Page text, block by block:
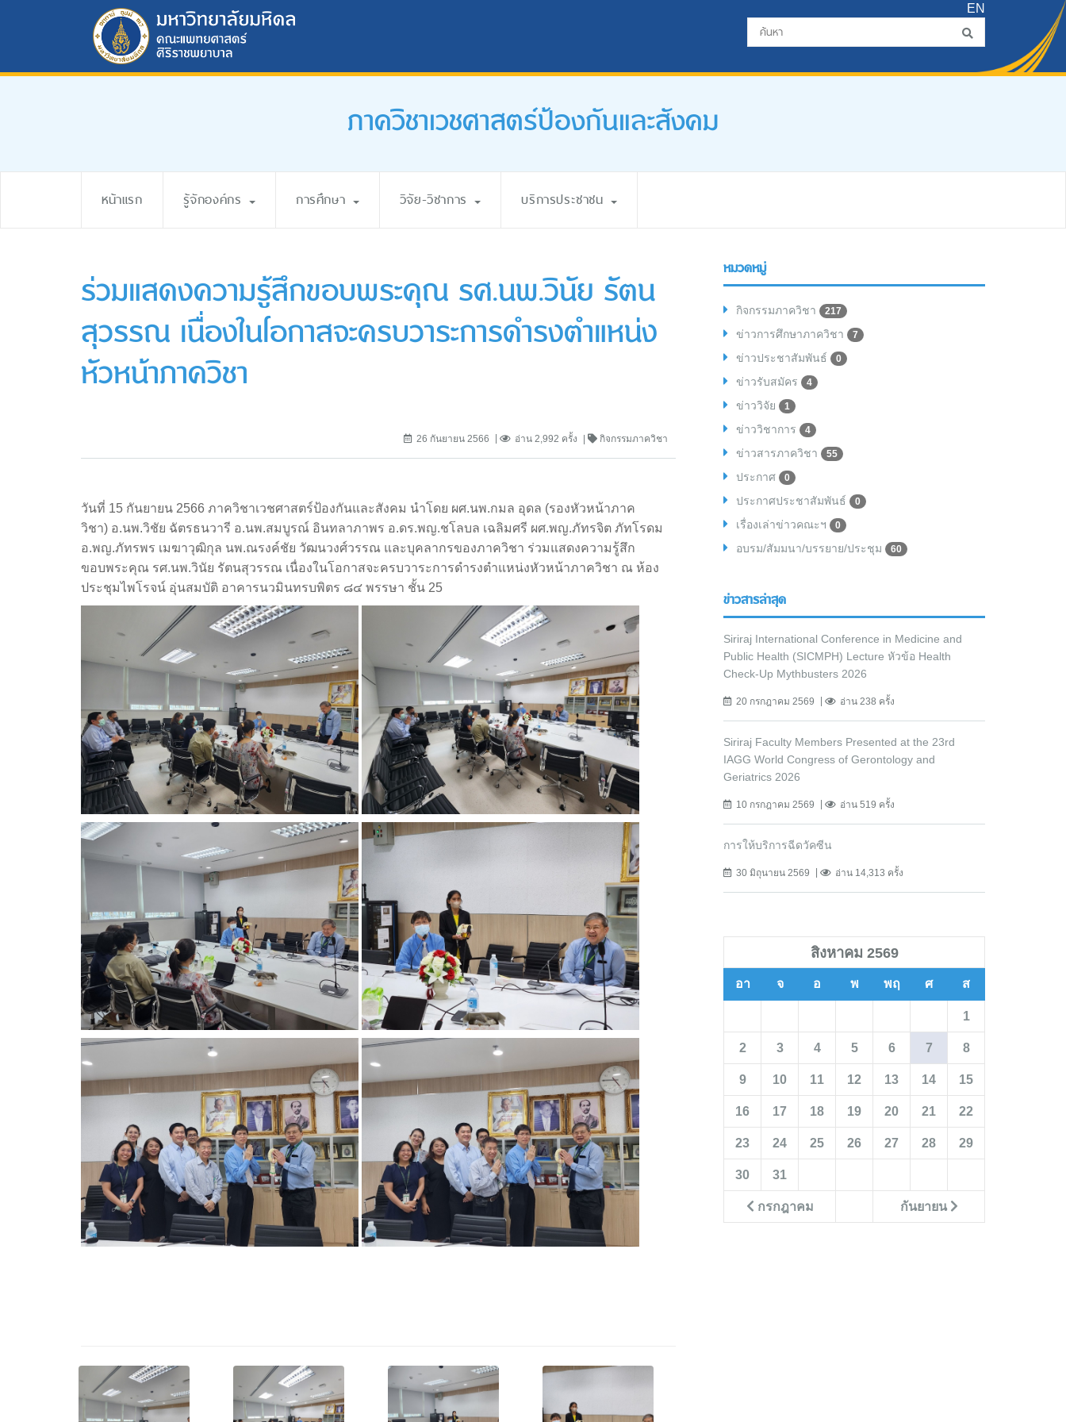
EN
ภาควิชาเวชศาสตร์ป้องกันและสังคม
หน้าแรก รู้จักองค์กร การศึกษา วิจัย-วิชาการ บริการประชาชน
ร่วมแสดงความรู้สึกขอบพระคุณ รศ.นพ.วินัย รัตน
สุวรรณ เนื่องในโอกาสจะครบวาระการดำรงตำแหน่ง
หัวหน้าภาควิชา
26 กันยายน 2566 อ่าน 2,992 ครั้ง กิจกรรมภาควิชา
วันที่ 15 กันยายน 2566 ภาควิชาเวชศาสตร์ป้องกันและสังคม นำโดย ผศ.นพ.กมล อุดล (รองหัวหน้าภาค
วิชา) อ.นพ.วิชัย ฉัตรธนวารี อ.นพ.สมบูรณ์ อินทลาภาพร อ.ดร.พญ.ชโลบล เฉลิมศรี ผศ.พญ.ภัทรจิต ภัทโรดม
อ.พญ.ภัทรพร เมฆาวุฒิกุล นพ.ณรงค์ชัย วัฒนวงศ์วรรณ และบุคลากรของภาควิชา ร่วมแสดงความรู้สึก
ขอบพระคุณ รศ.นพ.วินัย รัตนสุวรรณ เนื่องในโอกาสจะครบวาระการดำรงตำแหน่งหัวหน้าภาควิชา ณ ห้อง
ประชุมไพโรจน์ อุ่นสมบัติ อาคารนวมินทรบพิตร ๘๔ พรรษา ชั้น 25
หมวดหมู่
กิจกรรมภาควิชา 217
ข่าวการศึกษาภาควิชา 7
ข่าวประชาสัมพันธ์ 0
ข่าวรับสมัคร 4
ข่าววิจัย 1
ข่าววิชาการ 4
ข่าวสารภาควิชา 55
ประกาศ 0
ประกาศประชาสัมพันธ์ 0
เรื่องเล่าข่าวคณะฯ 0
อบรม/สัมมนา/บรรยาย/ประชุม 60
ข่าวสารล่าสุด
Siriraj International Conference in Medicine and
Public Health (SICMPH) Lecture หัวข้อ Health
Check-Up Mythbusters 2026
20 กรกฎาคม 2569 อ่าน 238 ครั้ง
Siriraj Faculty Members Presented at the 23rd
IAGG World Congress of Gerontology and
Geriatrics 2026
10 กรกฎาคม 2569 อ่าน 519 ครั้ง
การให้บริการฉีดวัคซีน
30 มิถุนายน 2569 อ่าน 14,313 ครั้ง
สิงหาคม 2569
อา จ อ พ พฤ ศ ส
กรกฎาคม กันยายน
1
2 3 4 5 6 7 8
9 10 11 12 13 14 15
16 17 18 19 20 21 22
23 24 25 26 27 28 29
30 31